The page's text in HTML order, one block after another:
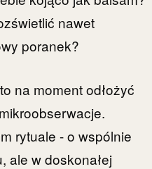
nawet
poranek?
na moment odłożyć
rytuale - o wspólnie
ale w doskonałej